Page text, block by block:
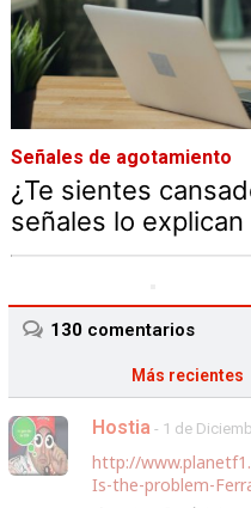
Señales de agotamiento
¿Te sientes
señales lo explican
130comentarios
Más recientes
Hostia - 1 de
http://
Is-the-problem-